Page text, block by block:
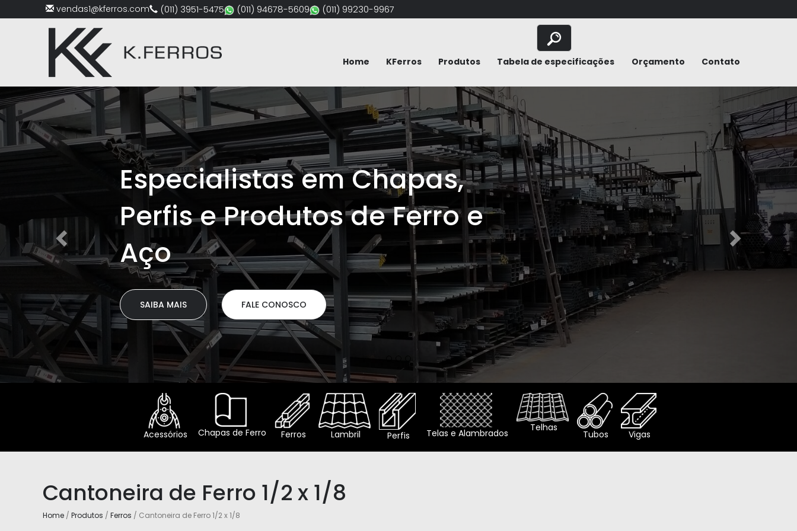
vendas1@kferros.com (011) 3951-5475 (011) 94678-5609 (011) 99230-9967
Home KFerros Produtos Tabela de especificações Orçamento Contato
em Chapas,
de Ferro e
FALE CONOSCO
Ferro
24h
Previous Next
Acessórios Chapas de Ferro Ferros Lambril Perfis Telas e Alambrados
Telhas
Tubos Vigas
Cantoneira de Ferro 1/2 x 1/8
Home / Produtos / Ferros / Cantoneira de Ferro 1/2 x 1/8